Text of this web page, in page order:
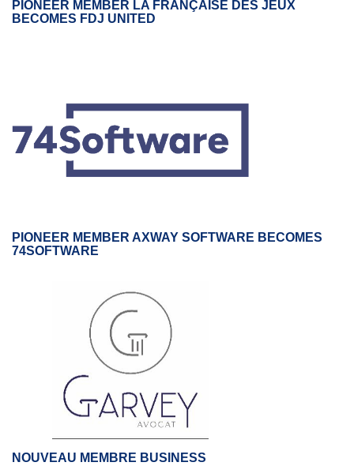
PIONEER MEMBER LA FRANÇAISE DES JEUX
BECOMES FDJ UNITED
PIONEER MEMBER AXWAY SOFTWARE BECOMES
74SOFTWARE
NOUVEAU MEMBRE BUSINESS